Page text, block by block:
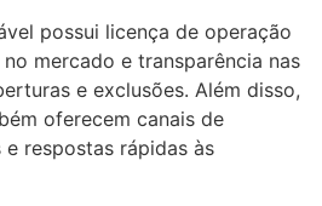
possui licença de operação
mercado e transparência nas
e exclusões. Além disso,
oferecem canais de
respostas rápidas às